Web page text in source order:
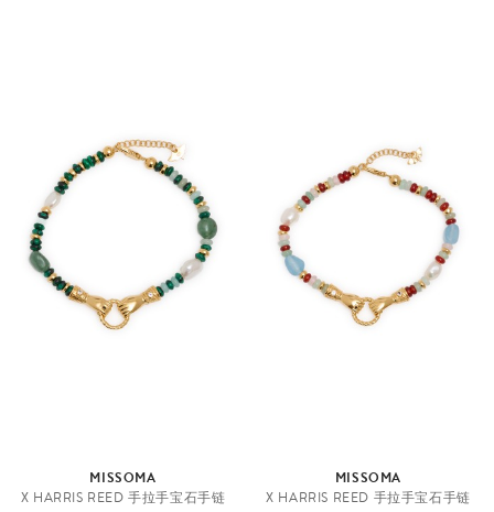
MISSOMA
X HARRIS REED 手拉手宝石手链
MISSOMA
X HARRIS REED 手拉手宝石手链